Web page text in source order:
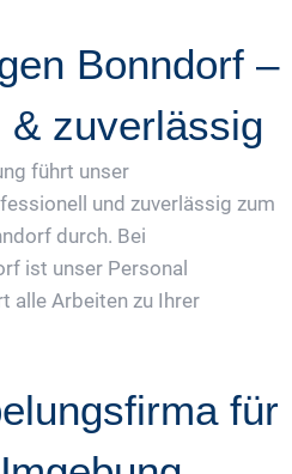
Bonndorf –
zuverlässig
führt unser
und zuverlässig zum
durch. Bei
ist unser Personal
alle Arbeiten zu Ihrer
für